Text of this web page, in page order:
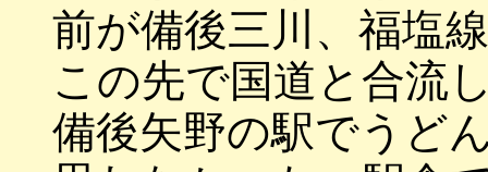
前が備後三川、福塩
この先で国道と合流
備後矢野の駅でうど